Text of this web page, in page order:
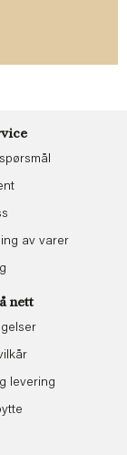
av varer
nett
levering